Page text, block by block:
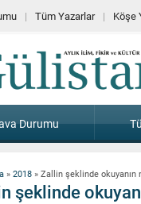
Tüm Yazarlar Köşe
Durumu
» 2018 » Zallin şeklinde okuyanın
şeklinde